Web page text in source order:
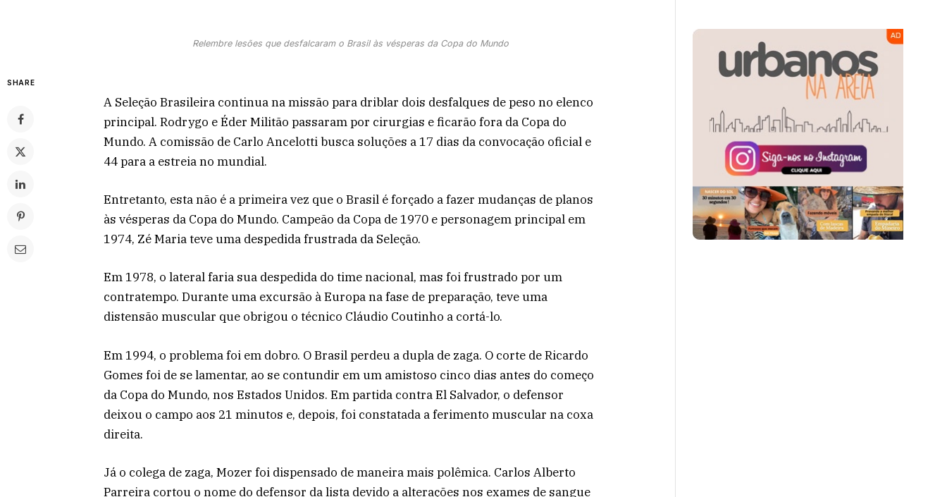
Relembre lesões que desfalcaram o Brasil às vésperas da Copa do Mundo
SHARE
A Seleção Brasileira continua na missão para driblar dois desfalques de peso no elenco
principal. Rodrygo e Éder Militão passaram por cirurgias e ficarão fora da Copa do
Mundo. A comissão de Carlo Ancelotti busca soluções a 17 dias da convocação oficial e
44 para a estreia no mundial.
Entretanto, esta não é a primeira vez que o Brasil é forçado a fazer mudanças de planos
às vésperas da Copa do Mundo. Campeão da Copa de 1970 e personagem principal em
1974, Zé Maria teve uma despedida frustrada da Seleção.
Em 1978, o lateral faria sua despedida do time nacional, mas foi frustrado por um
contratempo. Durante uma excursão à Europa na fase de preparação, teve uma
distensão muscular que obrigou o técnico Cláudio Coutinho a cortá-lo.
Em 1994, o problema foi em dobro. O Brasil perdeu a dupla de zaga. O corte de Ricardo
Gomes foi de se lamentar, ao se contundir em um amistoso cinco dias antes do começo
da Copa do Mundo, nos Estados Unidos. Em partida contra El Salvador, o defensor
deixou o campo aos 21 minutos e, depois, foi constatada a ferimento muscular na coxa
direita.
Já o colega de zaga, Mozer foi dispensado de maneira mais polêmica. Carlos Alberto
Parreira cortou o nome do defensor da lista devido a alterações nos exames de sangue